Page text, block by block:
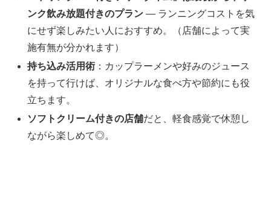
ンク飲み放題付きのプラン — ランニングコストを気
にせず楽しみたい人におすすめ。（店舗によって実
施有無が分かれます）
持ち込み活用術 ：カップラーメンや好みのジュース
を持って行けば、オリジナルな食べ方や節約にも役
立ちます。
ソフトクリーム付きの店舗だと、軽食感覚で休憩し
ながら楽しめて◎。